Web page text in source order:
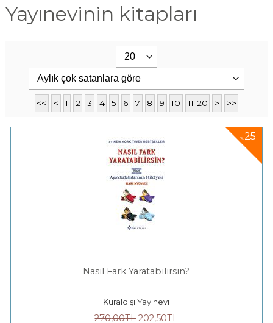
Yayınevinin kitapları
<< < 1 2 3 4 5 6 7 8 9 10 11-20 > >>
%25
Nasıl Fark Yaratabilirsin?
Kuraldışı Yayınevi
270,00TL 202,50TL